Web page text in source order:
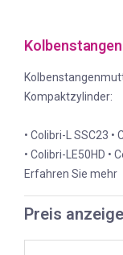
Kompaktzylinder:
• Colibri-L SSC23 •
• Colibri-LE50HD •
Erfahren Sie mehr
Preis